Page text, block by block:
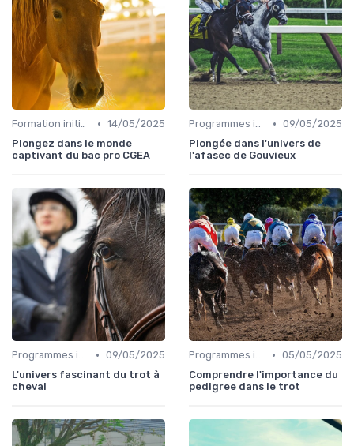
Formation initiale • 14/05/2025
Plongez dans le monde
captivant du bac pro CGEA
Programmes internationaux • 09/05/2025
Plongée dans l'univers de
l'afasec de Gouvieux
Programmes internationaux • 09/05/2025
L'univers fascinant du trot à
cheval
Programmes internationaux • 05/05/2025
Comprendre l'importance du
pedigree dans le trot